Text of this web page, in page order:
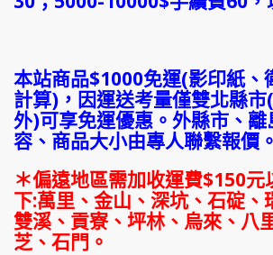
本站商品$1000免運(影印紙、
計算)，因運送考量僅雙北縣
外)可享免運優惠。外縣市、離
容、商品大小由專人聯繫報價 。
＊偏遠地區需加收運費$150元
下:萬里、金山、深坑、石碇、
雙溪、貢寮、坪林、烏來、八
芝、石門。